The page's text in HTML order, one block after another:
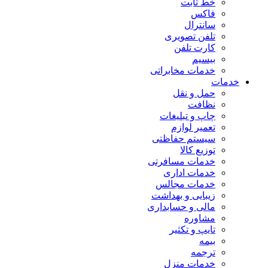
خط ثابت
فاکس
سانترال
تلفن تصویری
کارت تلفن
بیسیم
خدمات مخابراتی
خدمات
حمل و نقل
نظافت
چاپ و تبلیغات
تعمیر لوازم
سیستم حفاظتی
توزیع کالا
خدمات مسافرتی
خدمات اداری
خدمات مجالس
زیبایی و بهداشت
مالی و حسابداری
مشاوره
تایپ و تکثیر
بیمه
ترجمه
خدمات منزل